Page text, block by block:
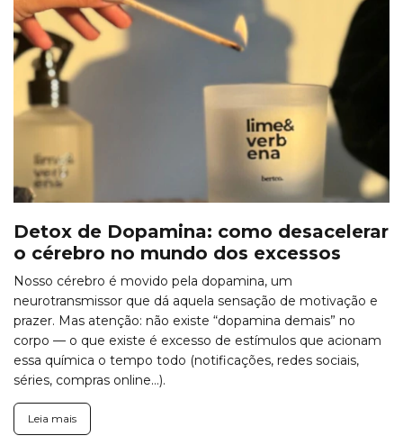
Detox de Dopamina: como desacelerar
o cérebro no mundo dos excessos
Nosso cérebro é movido pela dopamina, um
neurotransmissor que dá aquela sensação de motivação e
prazer. Mas atenção: não existe “dopamina demais” no
corpo — o que existe é excesso de estímulos que acionam
essa química o tempo todo (notificações, redes sociais,
séries, compras online…).
Leia mais